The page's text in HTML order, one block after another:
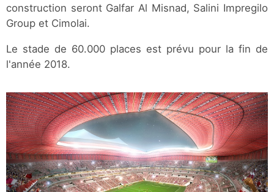
construction seront Galfar Al Misnad, Salini Impregilo
Group et Cimolai.
Le stade de 60.000 places est prévu pour la fin de
l'année 2018.